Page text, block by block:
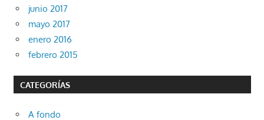
junio 2017
mayo 2017
enero 2016
febrero 2015
CATEGORÍAS
A fondo